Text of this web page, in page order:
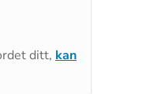
ditt, kan